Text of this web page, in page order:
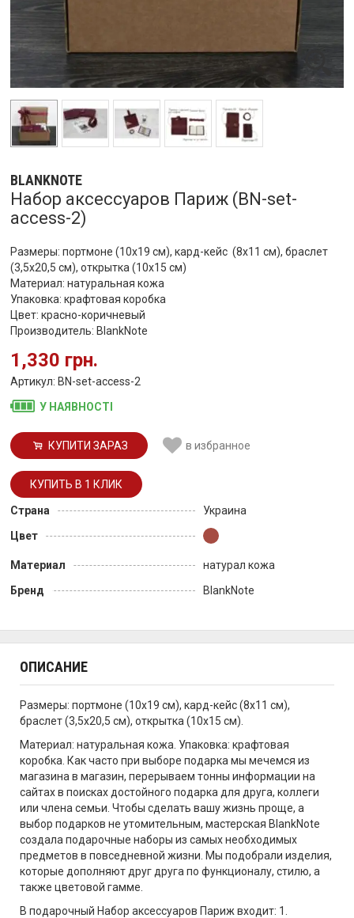
BLANKNOTE
Набор аксессуаров Париж (BN-set-
access-2)
Размеры: портмоне (10х19 см), кард-кейс (8х11 см), браслет
(3,5х20,5 см), открытка (10х15 см)
Материал: натуральная кожа
Упаковка: крафтовая коробка
Цвет: красно-коричневый
Производитель: BlankNote
1,330 грн.
Артикул: BN-set-access-2
У НАЯВНОСТІ
КУПИТИ ЗАРАЗ в избранное
Страна
Украина
Цвет
Материал
натурал кожа
Бренд
BlankNote
ОПИСАНИЕ
Размеры: портмоне (10х19 см), кард-кейс (8х11 см),
браслет (3,5х20,5 см), открытка (10х15 см).
Материал: натуральная кожа. Упаковка: крафтовая
коробка. Как часто при выборе подарка мы мечемся из
магазина в магазин, перерываем тонны информации на
сайтах в поисках достойного подарка для друга, коллеги
или члена семьи. Чтобы сделать вашу жизнь проще, а
выбор подарков не утомительным, мастерская BlankNote
создала подарочные наборы из самых необходимых
предметов в повседневной жизни. Мы подобрали изделия,
которые дополняют друг друга по функционалу, стилю, а
также цветовой гамме.
В подарочный Набор аксессуаров Париж входит: 1.